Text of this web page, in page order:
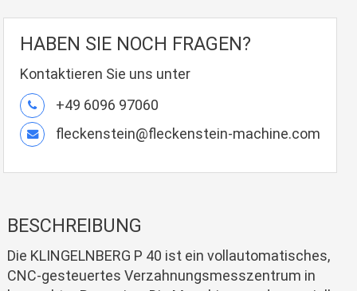
HABEN SIE NOCH FRAGEN?
Kontaktieren Sie uns unter
+49 6096 97060
fleckenstein@fleckenstein-machine.com
BESCHREIBUNG
Die KLINGELNBERG P 40 ist ein vollautomatisches,
CNC-gesteuertes Verzahnungsmesszentrum in